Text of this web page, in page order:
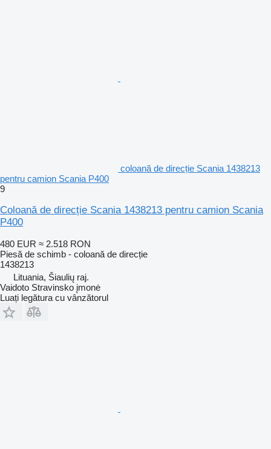
coloană de direcție Scania 1438213
pentru camion Scania P400
9
Coloană de direcție Scania 1438213 pentru camion Scania
P400
480 EUR ≈ 2.518 RON
Piesă de schimb - coloană de direcție
1438213
Lituania, Šiaulių raj.
Vaidoto Stravinsko įmonė
Luați legătura cu vânzătorul